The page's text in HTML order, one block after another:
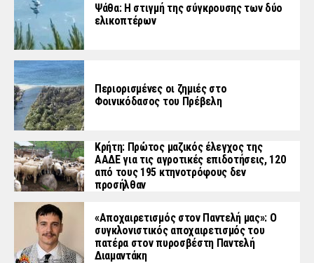
Ψάθα: Η στιγμή της σύγκρουσης των δύο
ελικοπτέρων
Περιορισμένες οι ζημιές στο
Φοινικόδασος του Πρέβελη
Κρήτη: Πρώτος μαζικός έλεγχος της
ΑΑΔΕ για τις αγροτικές επιδοτήσεις, 120
από τους 195 κτηνοτρόφους δεν
προσήλθαν
«Aποχαιρετισμός στον Παντελή μας»: Ο
συγκλονιστικός αποχαιρετισμός του
πατέρα στον πυροσβέστη Παντελή
Διαμαντάκη